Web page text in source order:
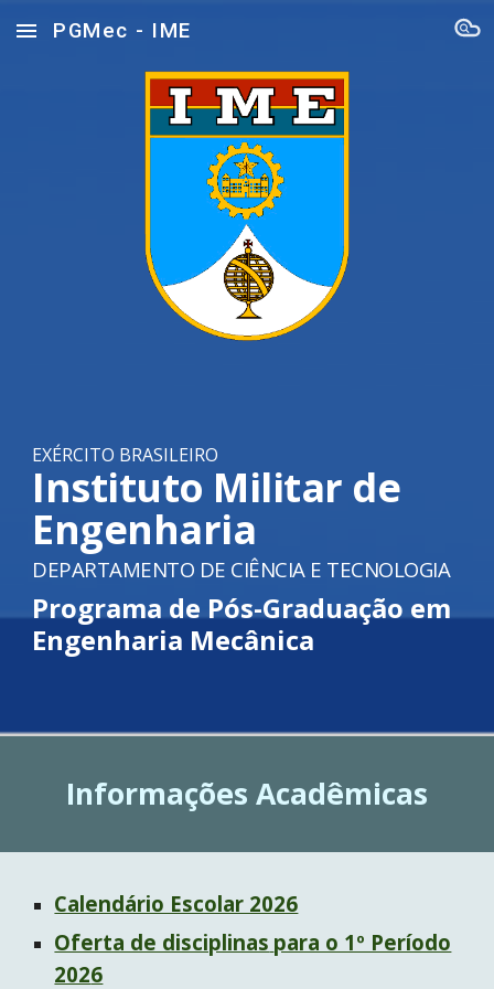
Skip to main content Skip to navigation
PGMec - IME
EXÉRCITO BRASILEIRO
Instituto Militar de
Engenharia
DEPARTAMENTO DE CIÊNCIA E TECNOLOGIA
Programa de Pós-Graduação em
Engenharia Mecânica
Informações Acadêmicas
Calendário Escolar 2026
Oferta de disciplinas para o 1º Período
2026